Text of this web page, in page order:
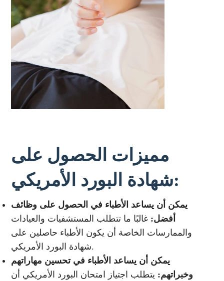
مميزات الحصول على
شهادة البورد الأمريكي:
يمكن أن يساعد الأطباء في الحصول على وظائف
أفضل: غالبًا ما تتطلب المستشفيات والعيادات
والممارسات الخاصة أن يكون الأطباء حاصلين على
شهادة البورد الأمريكي.
يمكن أن يساعد الأطباء في تحسين مهاراتهم
وخبراتهم: يتطلب اجتياز امتحان البورد الأمريكي أن